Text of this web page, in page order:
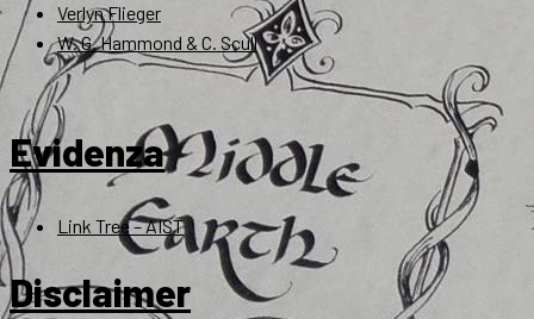
Verlyn Flieger
W. G. Hammond & C. Scull
Evidenza
Link Tree – AIST
Disclaimer